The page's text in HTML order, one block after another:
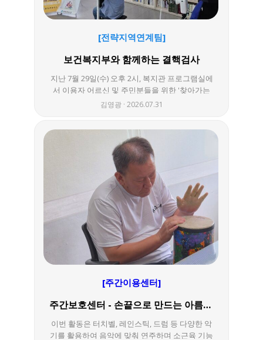
토링은 문화체험 뿐만 아니라 아동들의 건강 및
학습지원 등 다양하게 지원하고 있으니 앞으로도
많은 응원부탁드립니다. 2026년 성장멘토링 활동
에 궁금한 사항은 043-883-2900 (사례지원팀) 언
제든지 문의해주세요~
[전략지역연계팀]
보건복지부와 함께하는 결핵검사
지난 7월 29일(수) 오후 2시, 복지관 프로그램실에
서 이용자 어르신 및 주민분들을 위한 '찾아가는
결핵검사'가 진행되었습니다! 이번 검진은 [지역
편리하게 건강을 챙기실 수 있도록 마련되었는데
대기한 이동 검진 차량에서 안전하게 흉부 X-선 촬
영이 진행되었습니다. "복지관에 프로그램 들으
러 왔다가 이렇게 무료로 결핵 검사까지 받으니
마음이 참 든든하네요." — 검진에 참여하신 이용
자 어르신 한마디 이번 찾아가는 결핵검사에 적극
적으로 참여해 주신 이용자분들께 감사드리며, 바
쁜 일정 중에도 우리 복지관 이용자분들의 건강을
위해 애써주신 보건소와 대한결핵협회 관계자분
들께 깊은 감사를 드립니다.
김영광 2026.07.31
[주간이용센터]
주간보호센터 - 손끝으로 만드는 아름다운 음악
이번 활동은 터치벨, 레인스틱, 드럼 등 다양한 악
기를 활용하여 음악에 맞춰 연주하며 소근육 기능